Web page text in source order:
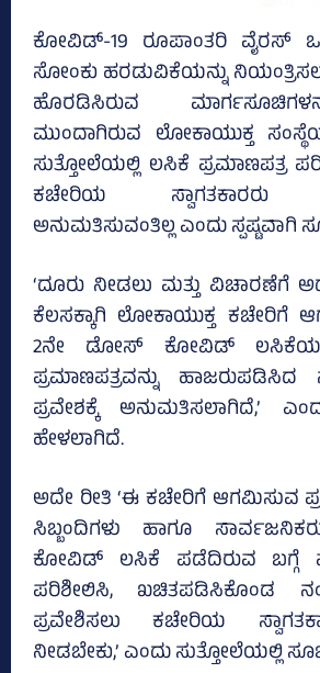
ಕೋವಿಡ್‌-19 ರೂಪಾಂತರಿ ವೈರಸ್‌
ಸೋಂಕು ಹರಡುವಿಕೆಯನ್ನು
ಹೊರಡಿಸಿರುವ
ಮುಂದಾಗಿರುವ ಲೋಕಾಯುಕ್ತ
ಸುತ್ತೋಲೆಯಲ್ಲಿ ಲಸಿಕೆ ಪ್ರಮಾಣಪತ್ರ
ಕಚೇರಿಯ ಸ್ವಾಗತಕಾರರು
ಅನುಮತಿಸುವಂತಿಲ್ಲ ಎಂದು ಸ್ಪಷ್ಟವಾಗಿ
‘ದೂರು ನೀಡಲು ಮತ್ತು ವಿಚಾರಣೆಗೆ
ಕೆಲಸಕ್ಕಾಗಿ ಲೋಕಾಯುಕ್ತ ಕಚೇರಿಗೆ
2ನೇ ಡೋಸ್‌ ಕೋವಿಡ್‌
ಪ್ರಮಾಣಪತ್ರವನ್ನು
ಪ್ರವೇಶಕ್ಕೆ ಅನುಮತಿಸಲಾಗಿದೆ,’
ಹೇಳಲಾಗಿದೆ.
ಅದೇ ರೀತಿ ‘ಈ ಕಚೇರಿಗೆ ಆಗಮಿಸುವ
ಸಿಬ್ಬಂದಿಗಳು ಹಾಗೂ
ಕೋವಿಡ್‌ ಲಸಿಕೆ ಪಡೆದಿರುವ ಬಗ್ಗೆ
ಪರಿಶೀಲಿಸಿ, ಖಚಿತಪಡಿಸಿಕೊಂಡ
ಪ್ರವೇಶಿಸಲು ಕಚೇರಿಯ
ನೀಡಬೇಕು,’ ಎಂದು ಸುತ್ತೋಲೆಯಲ್ಲಿ